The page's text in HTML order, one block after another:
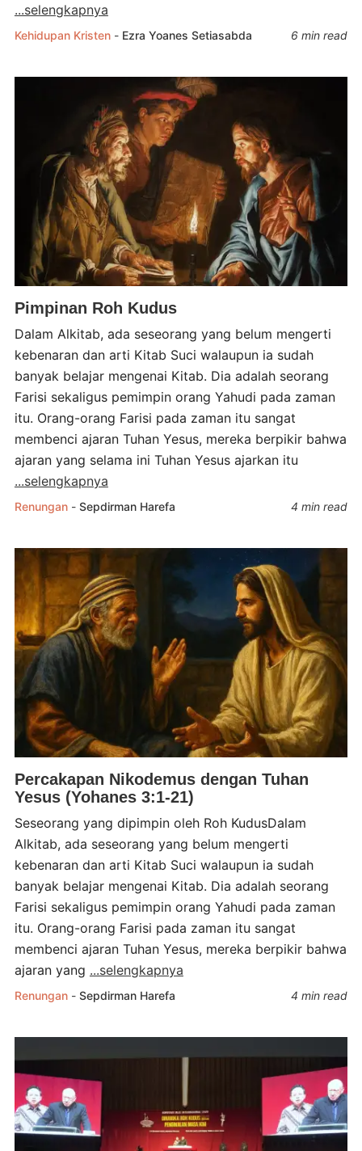
...selengkapnya
Kehidupan Kristen - Ezra Yoanes Setiasabda 6 min read
Pimpinan Roh Kudus
Dalam Alkitab, ada seseorang yang belum mengerti
kebenaran dan arti Kitab Suci walaupun ia sudah
banyak belajar mengenai Kitab. Dia adalah seorang
Farisi sekaligus pemimpin orang Yahudi pada zaman
itu. Orang-orang Farisi pada zaman itu sangat
membenci ajaran Tuhan Yesus, mereka berpikir bahwa
ajaran yang selama ini Tuhan Yesus ajarkan itu
...selengkapnya
Renungan - Sepdirman Harefa 4 min read
Percakapan Nikodemus dengan Tuhan
Yesus (Yohanes 3:1-21)
Seseorang yang dipimpin oleh Roh KudusDalam
Alkitab, ada seseorang yang belum mengerti
kebenaran dan arti Kitab Suci walaupun ia sudah
banyak belajar mengenai Kitab. Dia adalah seorang
Farisi sekaligus pemimpin orang Yahudi pada zaman
itu. Orang-orang Farisi pada zaman itu sangat
membenci ajaran Tuhan Yesus, mereka berpikir bahwa
ajaran yang ...selengkapnya
Renungan - Sepdirman Harefa 4 min read